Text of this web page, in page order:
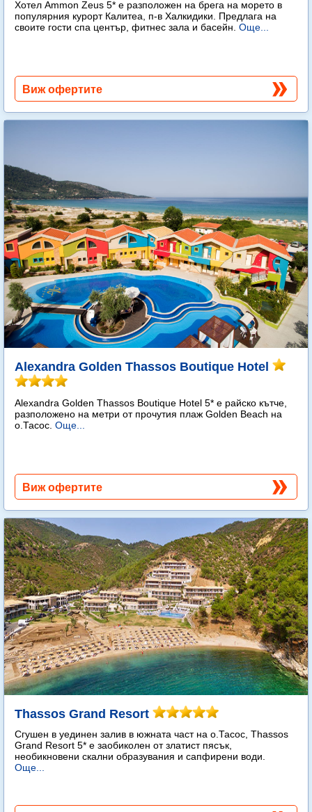
Хотел Ammon Zeus 5* е разположен на брега на морето в
популярния курорт Калитеа, п-в Халкидики. Предлага на
своите гости спа център, фитнес зала и басейн. Още...
Виж офертите
Alexandra Golden Thassos Boutique Hotel
Alexandra Golden Thassos Boutique Hotel 5* е райско кътче,
разположено на метри от прочутия плаж Golden Beach на
о.Тасос. Още...
Виж офертите
Thassos Grand Resort
Сгушен в уединен залив в южната част на о.Тасос, Thassos
Grand Resort 5* е заобиколен от златист пясък,
необикновени скални образувания и сапфирени води.
Още...